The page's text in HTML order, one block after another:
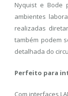
Nyquist e Bode
ambientes
realizadas
também podem
detalhada do
Perfeito para
Com interfaces